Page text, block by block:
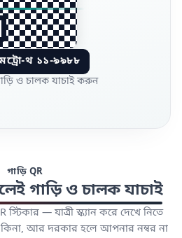
থ ১১-৯৯৮৮
ও চালক যাচাই করুন
গাড়ি QR
গাড়ি ও চালক যাচাই
স্টিকার — যাত্রী স্ক্যান করে দেখে নিতে
আর দরকার হলে আপনার নম্বর না